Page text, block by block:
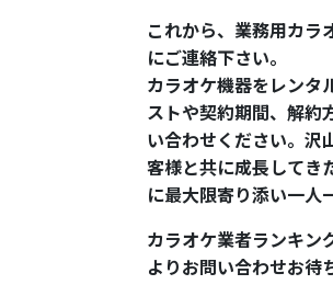
これから、業務用カラ
にご連絡下さい。
カラオケ機器をレンタ
ストや契約期間、解約
い合わせください。沢
客様と共に成長してき
に最大限寄り添い一人
カラオケ業者ランキン
よりお問い合わせお待